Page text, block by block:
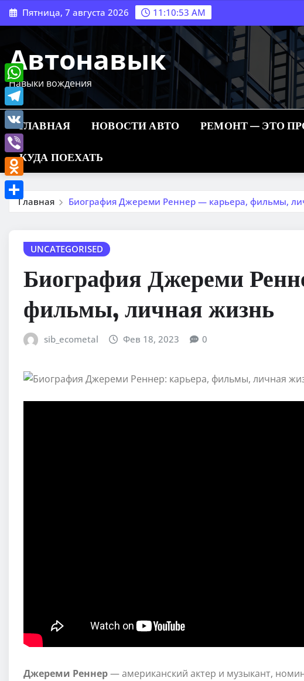
Перейти
к
Пятница, 7 августа 2026 11:10:54 AM
Автонавык
Навыки вождения
ГЛАВНАЯ НОВОСТИ АВТО РЕМОНТ — ЭТО
КУДА ПОЕХАТЬ
Главная Биография Джереми Реннер — карьера, фильмы,
UNCATEGORISED
Биография Джереми
фильмы, личная жизнь
sib_ecometal Фев 18, 2023 0
Джереми Реннер— американский актер и музыкант,
WhatsApp
Telegram
VK
Viber
Odnoklassniki
Отправить